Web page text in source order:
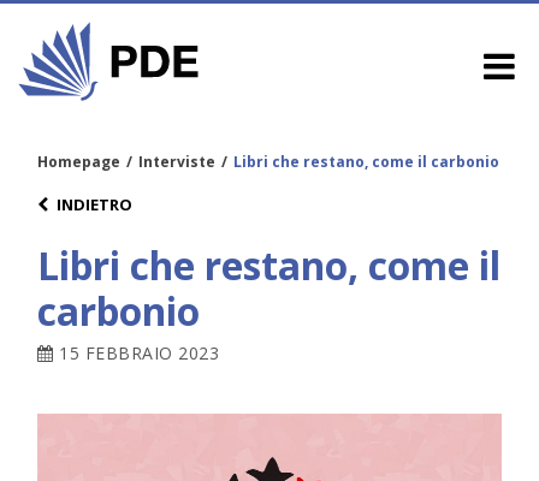
Homepage / Interviste / Libri che restano, come il carbonio
INDIETRO
Libri che restano, come il
carbonio
15 FEBBRAIO 2023